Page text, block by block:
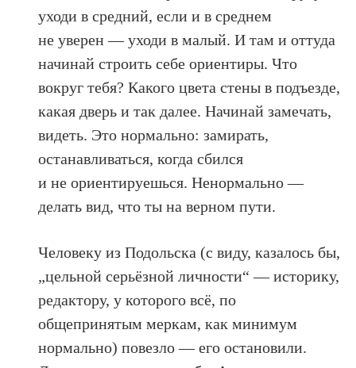
уходи в средний, если и в среднем
не уверен — уходи в малый. И там и оттуда
начинай строить себе ориентиры. Что
вокруг тебя? Какого цвета стены в подъезде,
какая дверь и так далее. Начинай замечать,
видеть. Это нормально: замирать,
останавливаться, когда сбился
и не ориентируешься. Ненормально —
делать вид, что ты на верном пути.
Человеку из Подольска (с виду, казалось бы,
„цельной серьёзной личности“ — историку,
редактору, у которого всё, по
общепринятым меркам, как минимум
нормально) повезло — его остановили.